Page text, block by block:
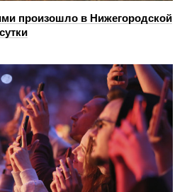
произошло в Нижегородской